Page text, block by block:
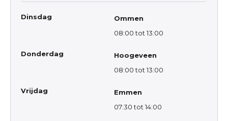
Dinsdag
Ommen
08:00 tot 13:00
Donderdag
Hoogeveen
08:00 tot 13:00
Vrijdag
Emmen
07:30 tot 14:00